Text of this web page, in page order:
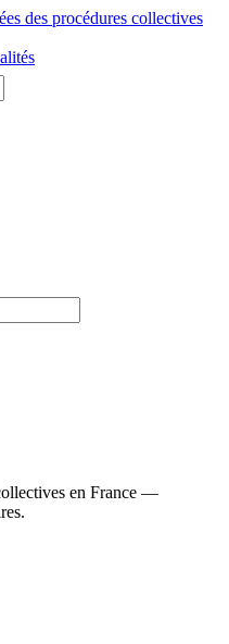
des procédures collectives
en France —